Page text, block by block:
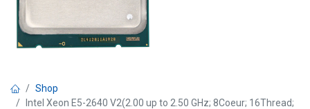
Shop
Intel Xeon E5-2640 V2(2.00 up to 2.50 GHz; 8Coeur; 16Thread;